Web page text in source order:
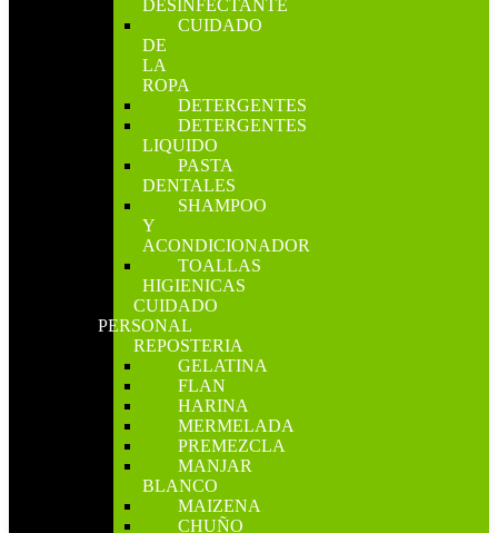
DESINFECTANTE
CUIDADO
DE
LA
ROPA
DETERGENTES
DETERGENTES
LIQUIDO
PASTA
DENTALES
SHAMPOO
Y
ACONDICIONADOR
TOALLAS
HIGIENICAS
CUIDADO
PERSONAL
REPOSTERIA
GELATINA
FLAN
HARINA
MERMELADA
PREMEZCLA
MANJAR
BLANCO
MAIZENA
CHUÑO